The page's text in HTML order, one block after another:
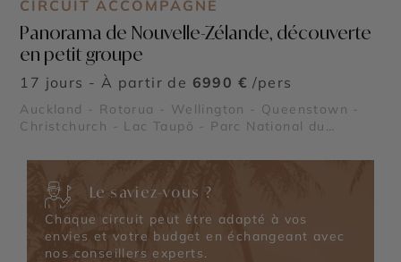
CIRCUIT ACCOMPAGNÉ
Panorama de Nouvelle-Zélande, découverte
en petit groupe
17 jours - À partir de 6990 € /pers
Auckland - Rotorua - Wellington - Queenstown -
Christchurch - Lac Taupō - Parc National du
Fjord Milford Sound
Le saviez-vous ?
Chaque circuit peut être adapté à vos
envies et votre budget en échangeant avec
nos conseillers experts.